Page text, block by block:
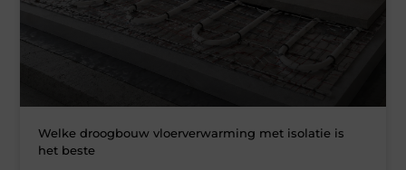
Welke droogbouw vloerverwarming met isolatie is
het beste